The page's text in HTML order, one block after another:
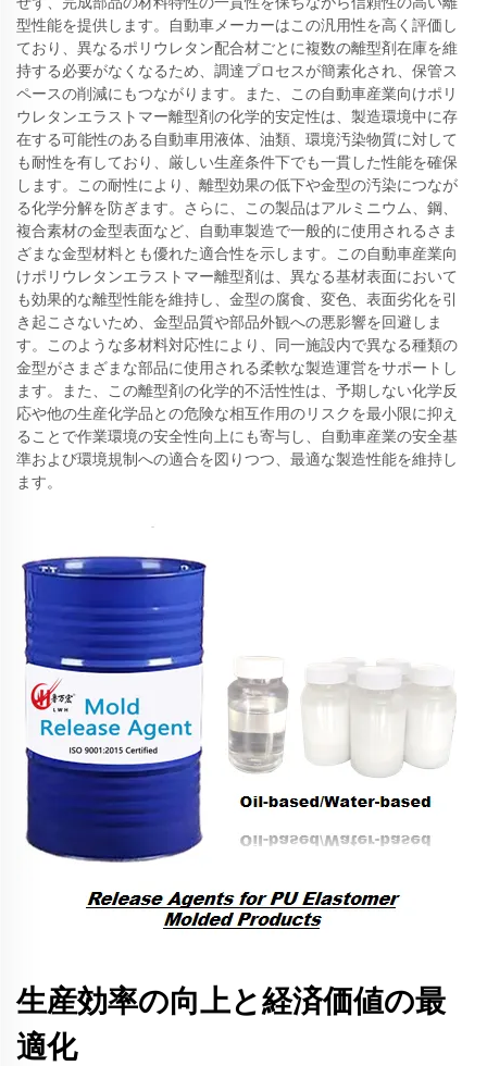
型性能を提供します。自動車メーカーはこの汎用性を高く評価し
ており、異なるポリウレタン配合材ごとに複数の離型剤在庫を維
持する必要がなくなるため、調達プロセスが簡素化され、保管ス
ペースの削減にもつながります。また、この自動車産業向けポリ
ウレタンエラストマー離型剤の化学的安定性は、製造環境中に存
在する可能性のある自動車用液体、油類、環境汚染物質に対して
も耐性を有しており、厳しい生産条件下でも一貫した性能を確保
します。この耐性により、離型効果の低下や金型の汚染につなが
る化学分解を防ぎます。さらに、この製品はアルミニウム、鋼、
複合素材の金型表面など、自動車製造で一般的に使用されるさま
ざまな金型材料とも優れた適合性を示します。この自動車産業向
けポリウレタンエラストマー離型剤は、異なる基材表面において
も効果的な離型性能を維持し、金型の腐食、変色、表面劣化を引
き起こさないため、金型品質や部品外観への悪影響を回避しま
す。このような多材料対応性により、同一施設内で異なる種類の
金型がさまざまな部品に使用される柔軟な製造運営をサポートし
ます。また、この離型剤の化学的不活性性は、予期しない化学反
応や他の生産化学品との危険な相互作用のリスクを最小限に抑え
ることで作業環境の安全性向上にも寄与し、自動車産業の安全基
準および環境規制への適合を図りつつ、最適な製造性能を維持し
ます。
生産効率の向上と経済価値の最
適化